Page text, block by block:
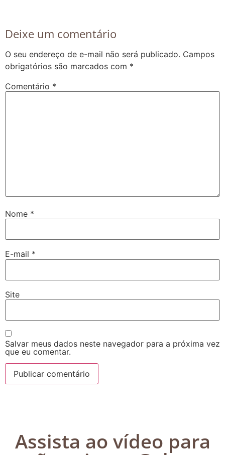
Deixe um comentário
O seu endereço de e-mail não será publicado. Campos
obrigatórios são marcados com *
Comentário *
Nome *
E-mail *
Site
Salvar meus dados neste navegador para a próxima vez
que eu comentar.
Assista ao vídeo para